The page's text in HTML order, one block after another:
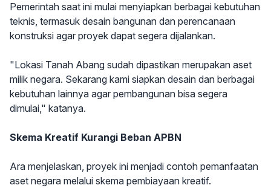
Pemerintah saat ini mulai menyiapkan berbagai kebutuhan
teknis, termasuk desain bangunan dan perencanaan
konstruksi agar proyek dapat segera dijalankan.
"Lokasi Tanah Abang sudah dipastikan merupakan aset
milik negara. Sekarang kami siapkan desain dan berbagai
kebutuhan lainnya agar pembangunan bisa segera
dimulai," katanya.
Skema Kreatif Kurangi Beban APBN
Ara menjelaskan, proyek ini menjadi contoh pemanfaatan
aset negara melalui skema pembiayaan kreatif.